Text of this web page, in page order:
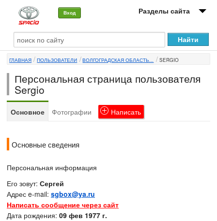
Вход Разделы сайта
О машине
Автоклуб
Форумы
Сервисы и услуги
ГЛАВНАЯ ПОЛЬЗОВАТЕЛИ ВОЛГОГРАДСКАЯ ОБЛАСТЬ... SERGIO
Персональная страница пользователя
Sergio
Основное Фотографии Написать
Основные сведения
Персональная информация
Его зовут: Сергей
Адрес e-mail: sgbox@ya.ru
Написать сообщение через сайт
Дата рождения: 09 фев 1977 г.